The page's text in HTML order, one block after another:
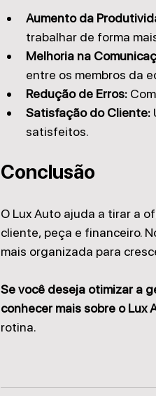
Aumento da
trabalhar de forma
Melhoria na
entre os membros da
Redução de Erros:
Satisfação do Cliente:
satisfeitos.
Conclusão
O Lux Auto ajuda a tirar a
cliente, peça e financeiro.
mais organizada para
Se você deseja otimizar a
conhecer mais sobre o Lux
rotina.